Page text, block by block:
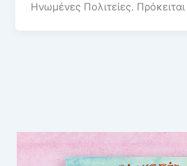
Ηνωμένες Πολιτείες.